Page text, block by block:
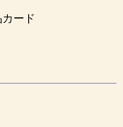
ード